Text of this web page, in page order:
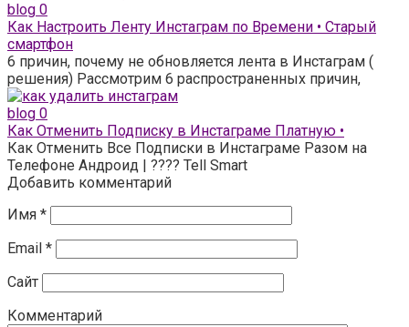
blog 0
Как Настроить Ленту Инстаграм по Времени • Старый
смартфон
6 причин, почему не обновляется лента в Инстаграм (
решения) Рассмотрим 6 распространенных причин,
blog 0
Как Отменить Подписку в Инстаграме Платную •
Как Отменить Все Подписки в Инстаграме Разом на
Телефоне Андроид | ???? Tell Smart
Добавить комментарий
Имя *
Email *
Сайт
Комментарий